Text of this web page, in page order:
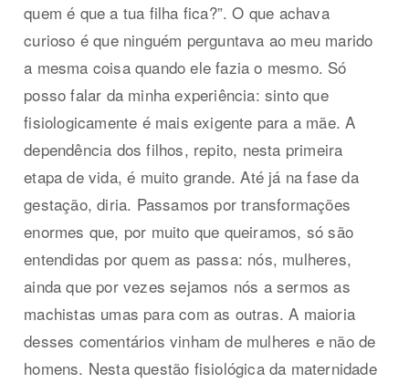
quem é que a tua filha fica?”. O que achava
curioso é que ninguém perguntava ao meu marido
a mesma coisa quando ele fazia o mesmo. Só
posso falar da minha experiência: sinto que
fisiologicamente é mais exigente para a mãe. A
dependência dos filhos, repito, nesta primeira
etapa de vida, é muito grande. Até já na fase da
gestação, diria. Passamos por transformações
enormes que, por muito que queiramos, só são
entendidas por quem as passa: nós, mulheres,
ainda que por vezes sejamos nós a sermos as
machistas umas para com as outras. A maioria
desses comentários vinham de mulheres e não de
homens. Nesta questão fisiológica da maternidade